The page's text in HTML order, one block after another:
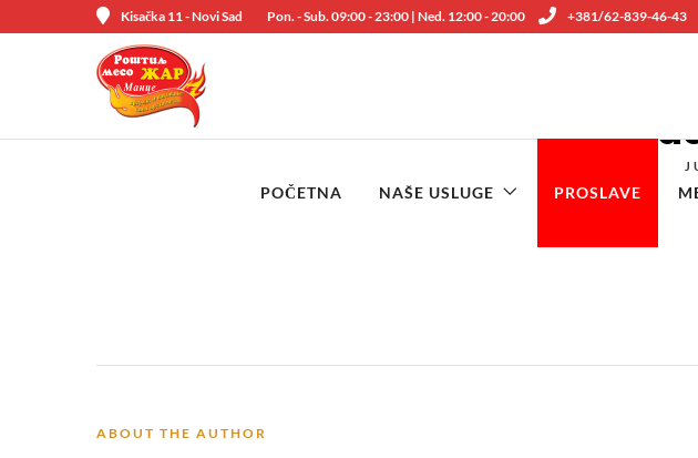
Kisačka 11 - Novi Sad Pon. - Sub. 09:00 - 23:00 | Ned. 12:00 - 20:00 +381/62-839-46-43
POČETNA NAŠE USLUGE PROSLAVE
ABOUT THE AUTHOR